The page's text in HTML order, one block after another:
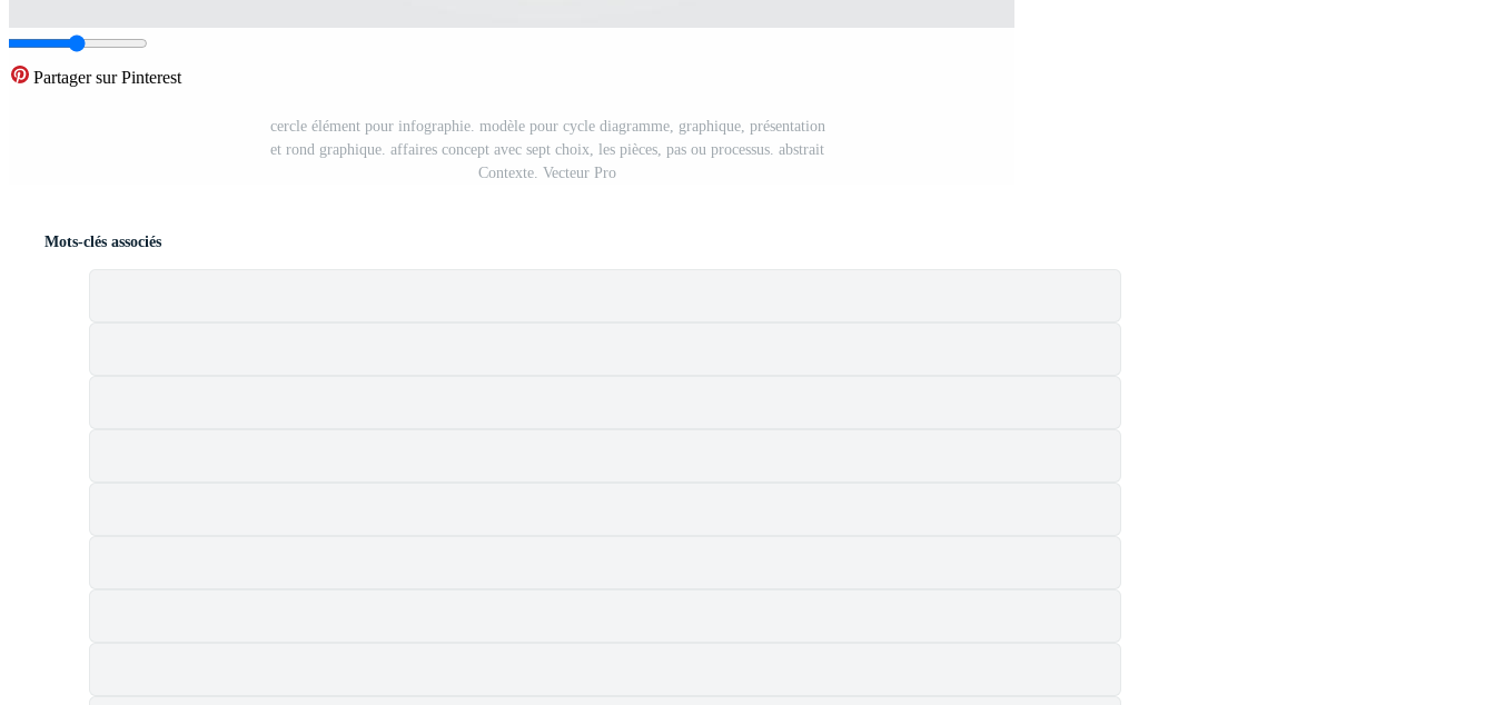
Partager sur Pinterest
cercle élément pour infographie. modèle pour cycle diagramme, graphique, présentation
et rond graphique. affaires concept avec sept choix, les pièces, pas ou processus. abstrait
Contexte. Vecteur Pro
Mots-clés associés